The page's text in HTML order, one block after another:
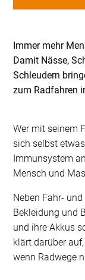
Immer mehr
Damit Nässe,
Schleudern
zum Radfahren
Wer mit seinem
sich selbst
Immunsystem
Mensch und
Neben Fahr-
Bekleidung und
und ihre Akkus
klärt darüber
wenn Radwege